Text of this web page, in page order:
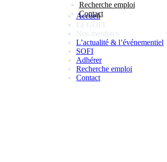
Accueil
Le GOFI
Nos membres
L’actualité & l’événementiel
SOFI
Adhérer
Recherche emploi
Contact
Recherche emploi
Contact